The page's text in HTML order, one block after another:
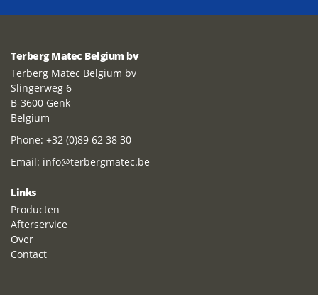
Terberg Matec Belgium bv
Terberg Matec Belgium bv
Slingerweg 6
B-3600 Genk
Belgium
Phone: +32 (0)89 62 38 30
Email: info@terbergmatec.be
Links
Producten
Afterservice
Over
Contact